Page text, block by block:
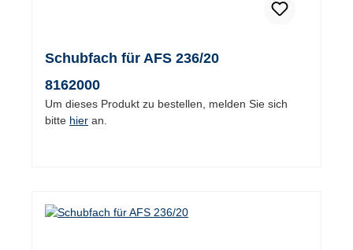
Schubfach für AFS 236/20
8162000
Um dieses Produkt zu bestellen, melden Sie sich
bitte hier an.